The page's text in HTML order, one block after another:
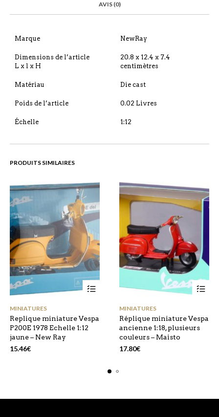
AVIS (0)
Marque NewRay
Dimensions de l’article
L x l x H
20.8 x 12.4 x 7.4
centimètres
Matériau Die cast
Poids de l’article 0.02 Livres
Échelle 1:12
PRODUITS SIMILAIRES
MINIATURES
Replique miniature Vespa
P200E 1978 Echelle 1:12
jaune – New Ray
15.46€
MINIATURES
Réplique miniature Vespa
ancienne 1:18, plusieurs
couleurs – Maisto
17.80€